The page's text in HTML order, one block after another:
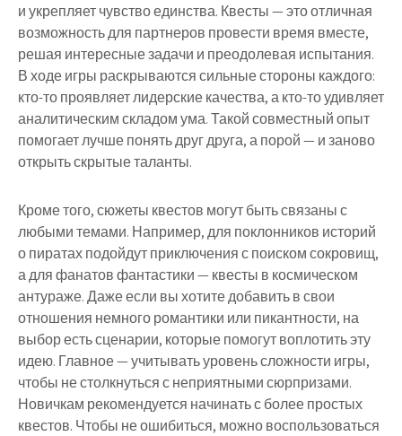
и укрепляет чувство единства. Квесты — это отличная
возможность для партнеров провести время вместе,
решая интересные задачи и преодолевая испытания.
В ходе игры раскрываются сильные стороны каждого:
кто-то проявляет лидерские качества, а кто-то удивляет
аналитическим складом ума. Такой совместный опыт
помогает лучше понять друг друга, а порой — и заново
открыть скрытые таланты.
Кроме того, сюжеты квестов могут быть связаны с
любыми темами. Например, для поклонников историй
о пиратах подойдут приключения с поиском сокровищ,
а для фанатов фантастики — квесты в космическом
антураже. Даже если вы хотите добавить в свои
отношения немного романтики или пикантности, на
выбор есть сценарии, которые помогут воплотить эту
идею. Главное — учитывать уровень сложности игры,
чтобы не столкнуться с неприятными сюрпризами.
Новичкам рекомендуется начинать с более простых
квестов. Чтобы не ошибиться, можно воспользоваться